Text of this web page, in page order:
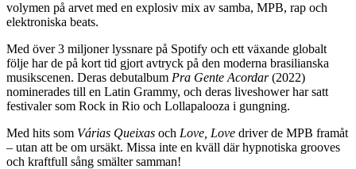
volymen på arvet med en explosiv mix av samba, MPB, rap och
elektroniska beats.
Med över 3 miljoner lyssnare på Spotify och ett växande globalt
följe har de på kort tid gjort avtryck på den moderna brasilianska
musikscenen. Deras debutalbum Pra Gente Acordar(2022)
nominerades till en Latin Grammy, och deras liveshower har satt
festivaler som Rock in Rio och Lollapalooza i gungning.
Med hits som Várias Queixas och Love, Love driver de MPB framåt
– utan att be om ursäkt. Missa inte en kväll där hypnotiska grooves
och kraftfull sång smälter samman!